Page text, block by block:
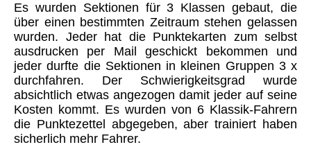
Es wurden Sektionen für 3 Klassen gebaut, die
über einen bestimmten Zeitraum stehen gelassen
wurden. Jeder hat die Punktekarten zum selbst
ausdrucken per Mail geschickt bekommen und
jeder durfte die Sektionen in kleinen Gruppen 3 x
durchfahren. Der Schwierigkeitsgrad wurde
absichtlich etwas angezogen damit jeder auf seine
Kosten kommt. Es wurden von 6 Klassik-Fahrern
die Punktezettel abgegeben, aber trainiert haben
sicherlich mehr Fahrer.